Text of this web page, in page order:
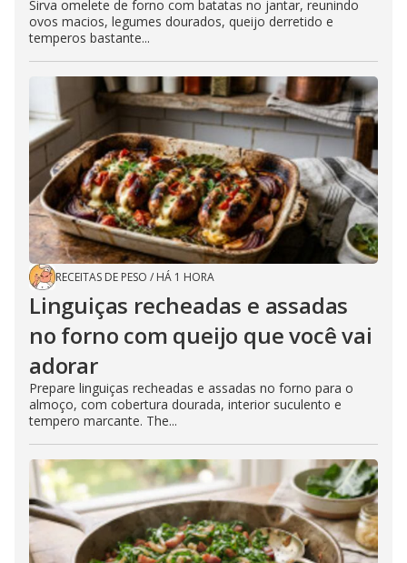
Sirva omelete de forno com batatas no jantar, reunindo
ovos macios, legumes dourados, queijo derretido e
temperos bastante...
RECEITAS DE PESO / HÁ 1 HORA
Linguiças recheadas e assadas
no forno com queijo que você vai
adorar
Prepare linguiças recheadas e assadas no forno para o
almoço, com cobertura dourada, interior suculento e
tempero marcante. The...